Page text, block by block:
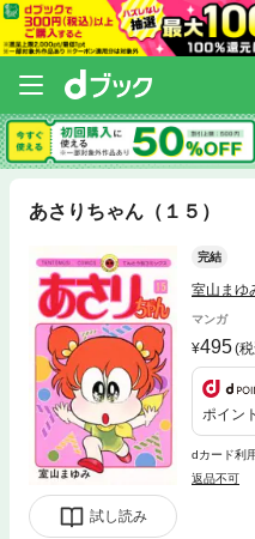
あさりちゃん（１５）
試し読み
完結
室山まゆ
マンガ
495(
ポイン
dカード利
返品不可